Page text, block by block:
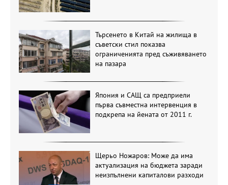
Търсенето в Китай на жилища в
съветски стил показва
ограниченията пред съживяването
на пазара
Япония и САЩ са предприели
първа съвместна интервенция в
подкрепа на йената от 2011 г.
Щерьо Ножаров: Може да има
актуализация на бюджета заради
неизпълнени капиталови разходи